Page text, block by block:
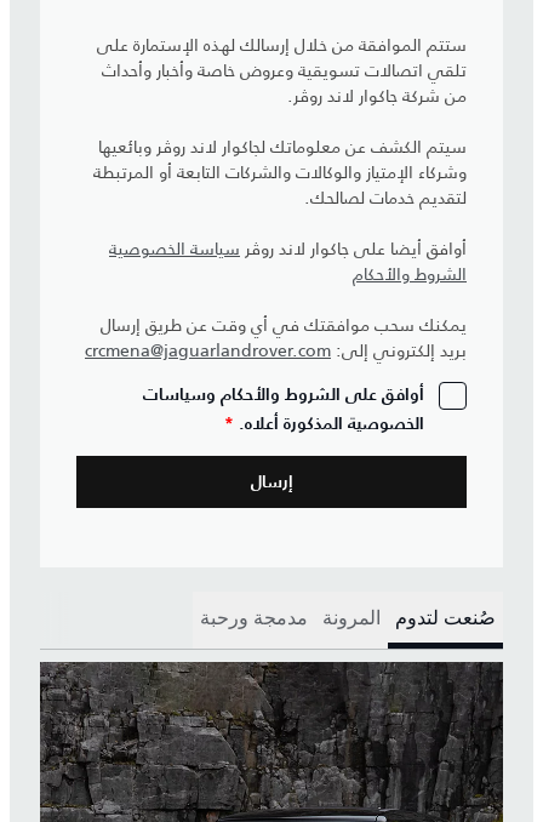
صُنعت لتدوم المرونة مدمجة ورحبة
ستتم الموافقة من خلال إرسالك لهذه الإستمارة على
تلقي اتصالات تسويقية وعروض خاصة وأخبار وأحداث
من شركة جاكوار لاند روڤر.
سيتم الكشف عن معلوماتك لجاكوار لاند روڤر وبائعيها
وشركاء الإمتياز والوكالات والشركات التابعة أو المرتبطة
لتقديم خدمات لصالحك.
أوافق أيضا على جاكوار لاند روڤر سياسة الخصوصية
الشروط والأحكام
يمكنك سحب موافقتك في أي وقت عن طريق إرسال
بريد إلكتروني إلى: crcmena@jaguarlandrover.com
أوافق على الشروط والأحكام وسياسات
الخصوصية المذكورة أعلاه. *